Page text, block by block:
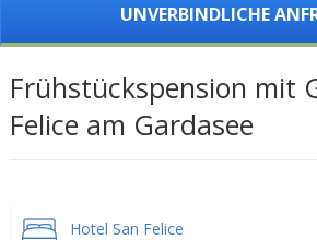
UNVERBINDLICHE
Frühstückspension mit
Felice am Gardasee
Hotel San Felice